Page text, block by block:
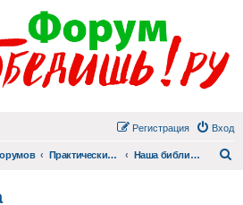
Вход
Регистрация
Практический раздел Наша библиотека